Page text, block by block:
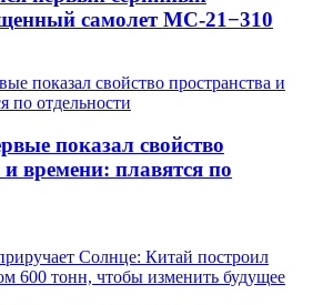
самолет МС-21−310
показал свойство
и времени: плавятся по